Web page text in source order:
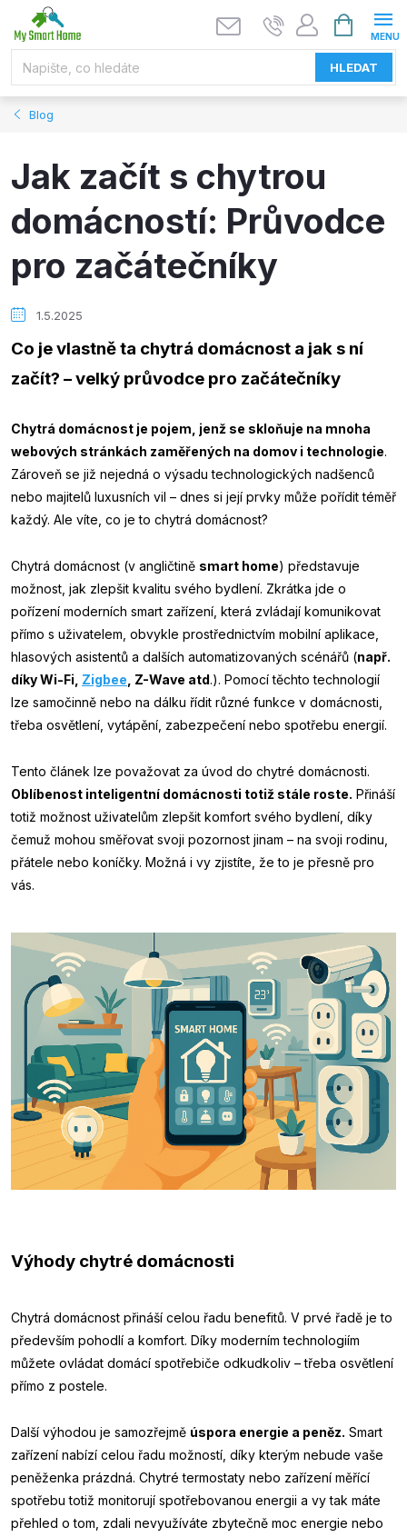
HLEDAT
NÁKUPNÍ
KOŠÍK
Blog
Jak začít s chytrou
domácností: Průvodce
pro začátečníky
1.5.2025
Co je vlastně ta chytrá domácnost a jak s ní
začít? – velký průvodce pro začátečníky
Chytrá domácnost je pojem, jenž se skloňuje na mnoha
webových stránkách zaměřených na domov i technologie.
Zároveň se již nejedná o výsadu technologických nadšenců
nebo majitelů luxusních vil – dnes si její prvky může pořídit téměř
každý. Ale víte, co je to chytrá domácnost?
Chytrá domácnost (v angličtině smart home) představuje
možnost, jak zlepšit kvalitu svého bydlení. Zkrátka jde o
pořízení moderních smart zařízení, která zvládají komunikovat
přímo s uživatelem, obvykle prostřednictvím mobilní aplikace,
hlasových asistentů a dalších automatizovaných scénářů (např.
díky Wi-Fi, Zigbee , Z-Wave atd.). Pomocí těchto technologií
lze samočinně nebo na dálku řídit různé funkce v domácnosti,
třeba osvětlení, vytápění, zabezpečení nebo spotřebu energií.
Tento článek lze považovat za úvod do chytré domácnosti.
Oblíbenost inteligentní domácnosti totiž stále roste. Přináší
totiž možnost uživatelům zlepšit komfort svého bydlení, díky
čemuž mohou směřovat svoji pozornost jinam – na svoji rodinu,
přátele nebo koníčky. Možná i vy zjistíte, že to je přesně pro
vás.
Výhody chytré domácnosti
Chytrá domácnost přináší celou řadu benefitů. V prvé řadě je to
především pohodlí a komfort. Díky moderním technologiím
můžete ovládat domácí spotřebiče odkudkoliv – třeba osvětlení
přímo z postele.
Další výhodou je samozřejmě úspora energie a peněz. Smart
zařízení nabízí celou řadu možností, díky kterým nebude vaše
peněženka prázdná. Chytré termostaty nebo zařízení měřící
spotřebu totiž monitorují spotřebovanou energii a vy tak máte
přehled o tom, zdali nevyužíváte zbytečně moc energie nebo